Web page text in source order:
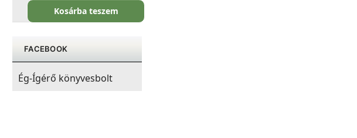
Kosárba teszem
FACEBOOK
Ég-Ígérő könyvesbolt